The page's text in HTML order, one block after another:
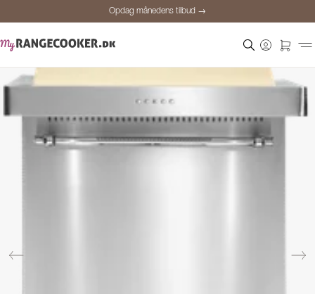
Opdag månedens tilbud →
Personlig rådgivning
Opdag månedens tilbud →